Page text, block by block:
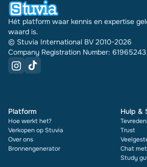
Hét platform waar kennis en expertise
waard is.
© Stuvia International BV 2010-2026
Company Registration Number: 61965243
Platform
Hoe werkt het?
Verkopen op Stuvia
Over ons
Bronnengenerator
Hulp &
Trust
Chat
Study